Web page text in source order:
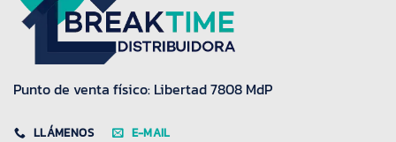
Punto de venta físico: Libertad 7808 MdP
LLÁMENOS E-MAIL